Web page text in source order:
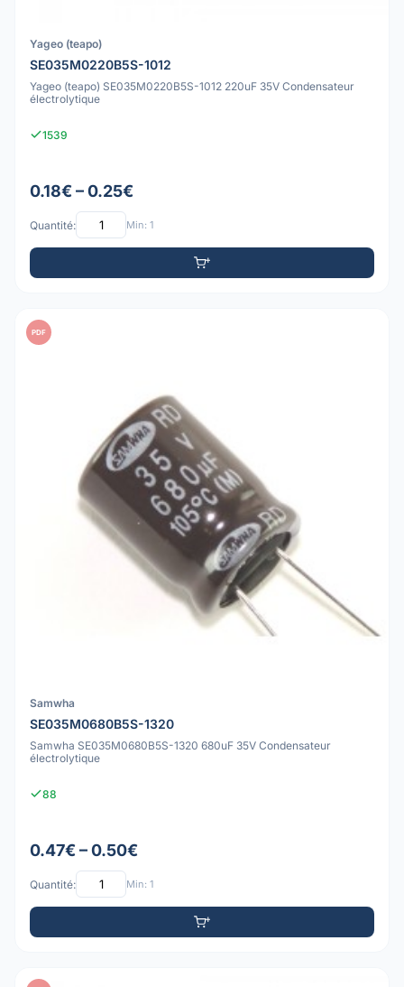
Yageo (teapo)
SE035M0220B5S-1012
Yageo (teapo) SE035M0220B5S-1012 220uF 35V Condensateur
électrolytique
1539
0.18€ – 0.25€
Quantité: Min: 1
PDF
Samwha
SE035M0680B5S-1320
Samwha SE035M0680B5S-1320 680uF 35V Condensateur
électrolytique
88
0.47€ – 0.50€
Quantité: Min: 1